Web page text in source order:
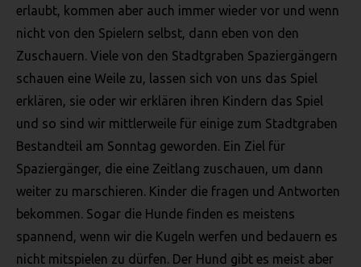
erlaubt, kommen aber auch immer wieder vor und wenn
nicht von den Spielern selbst, dann eben von den
Zuschauern. Viele von den Stadtgraben Spaziergängern
schauen eine Weile zu, lassen sich von uns das Spiel
erklären, sie oder wir erklären ihren Kindern das Spiel
und so sind wir mittlerweile für einige zum Stadtgraben
Bestandteil am Sonntag geworden. Ein Ziel für
Spaziergänger, die eine Zeitlang zuschauen, um dann
weiter zu marschieren. Kinder die fragen und Antworten
bekommen. Sogar die Hunde finden es meistens
spannend, wenn wir die Kugeln werfen und bedauern es
nicht mitspielen zu dürfen. Der Hund gibt es meist aber
Die Internetseiten verwenden Cookies. Cookies sind
Textdateien, welche über einen Internetbrowser auf einem
Computersystem abgelegt und gespeichert werden.
Cookies enthalten eine sogenannte Cookie-ID. Eine Cookie-ID
ist eine eindeutige Kennung des Cookies. Sie besteht aus einer
Zeichenfolge, durch welche Internetseiten und Server dem
konkreten Internetbrowser zugeordnet werden können, in dem
das Cookie gespeichert wurde. Dies ermöglicht es den
besuchten Internetseiten und Servern, den individuellen
Browser der betroffenen Person von anderen Internetbrowsern,
die andere Cookies enthalten, zu unterscheiden. Ein bestimmter
Internetbrowser kann über die eindeutige Cookie-ID
wiedererkannt und identifiziert werden.